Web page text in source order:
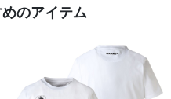
のアイテム